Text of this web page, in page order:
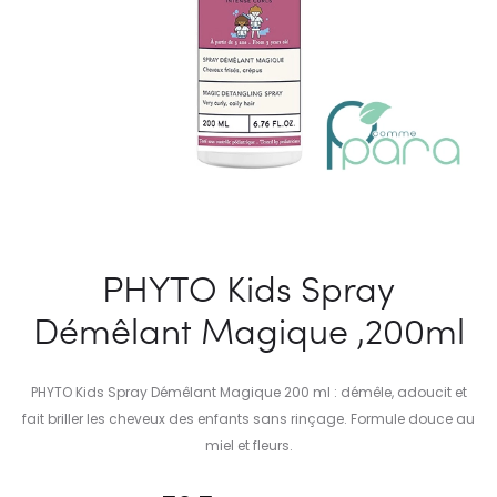
PHYTO Kids Spray
Démêlant Magique ,200ml
PHYTO Kids Spray Démêlant Magique 200 ml : démêle, adoucit et
fait briller les cheveux des enfants sans rinçage. Formule douce au
miel et fleurs.